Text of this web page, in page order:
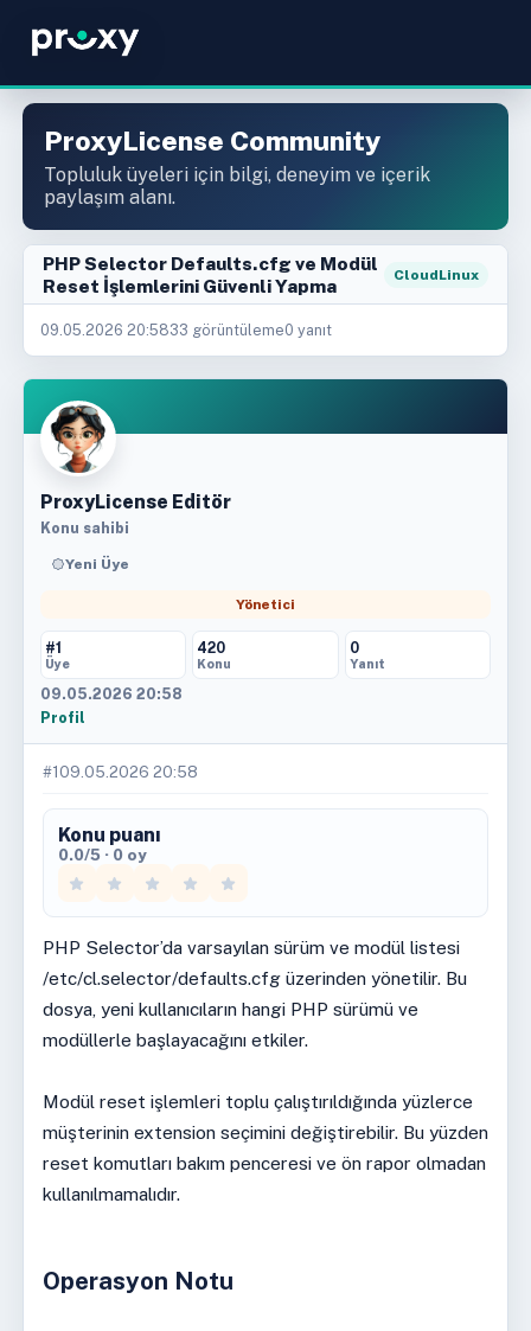
ProxyLicense Community
Topluluk üyeleri için bilgi, deneyim ve içerik
paylaşım alanı.
PHP Selector Defaults.cfg ve Modül
Reset İşlemlerini Güvenli Yapma
CloudLinux
09.05.2026 20:5833 görüntüleme0 yanıt
ProxyLicense Editör
Konu sahibi
Yeni Üye
Yönetici
#1
Üye
420
Konu
0
Yanıt
09.05.2026 20:58
Profil
#1 09.05.2026 20:58
Konu puanı
0.0/5 · 0 oy
PHP Selector’da varsayılan sürüm ve modül listesi
/etc/cl.selector/defaults.cfg üzerinden yönetilir. Bu
dosya, yeni kullanıcıların hangi PHP sürümü ve
modüllerle başlayacağını etkiler.
Modül reset işlemleri toplu çalıştırıldığında yüzlerce
müşterinin extension seçimini değiştirebilir. Bu yüzden
reset komutları bakım penceresi ve ön rapor olmadan
kullanılmamalıdır.
Operasyon Notu